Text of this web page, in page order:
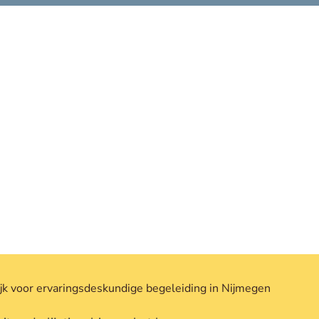
voorervaringsdeskundige begeleiding in Nijmegen